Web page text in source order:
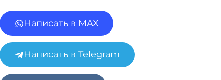
Написать в MAX
Написать в Telegram